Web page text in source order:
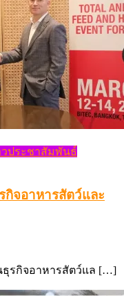
ประชาสัมพันธ์
กิจอาหารสัตว์และ
ธุรกิจอาหารสัตว์แล […]